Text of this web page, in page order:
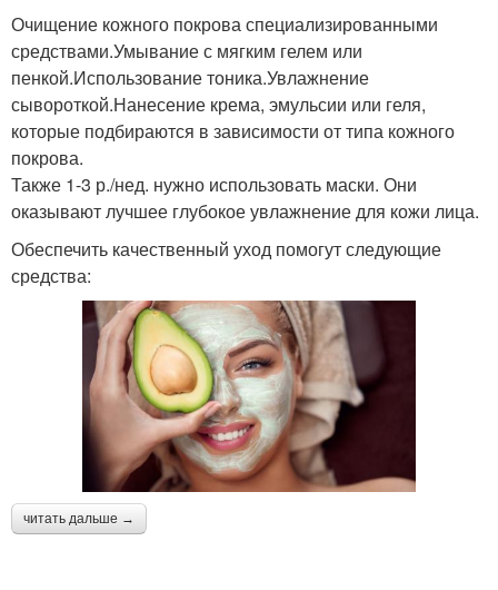
Очищение кожного покрова специализированными
средствами.Умывание с мягким гелем или
пенкой.Использование тоника.Увлажнение
сывороткой.Нанесение крема, эмульсии или геля,
которые подбираются в зависимости от типа кожного
покрова.
Также 1-3 р./нед. нужно использовать маски. Они
оказывают лучшее глубокое увлажнение для кожи лица.
Обеспечить качественный уход помогут следующие
средства:
читать дальше →